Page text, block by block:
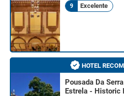
9
Excelente
HOTEL
Pousada Da
Estrela - Historic